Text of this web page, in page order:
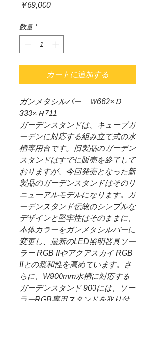
￥69,000価
数量 *
カートに追加する
ガンメタシルバー Ｗ662×Ｄ
333×Ｈ711
ガーデンスタンドは、キューブガ
ーデンに対応する組み立て式の水
槽専用台です。旧製品のガーデン
スタンドはすでに販売を終了して
おりますが、今回発売となった新
製品のガーデンスタンドはそのリ
ニューアルモデルになります。ガ
ーデンスタンド伝統のシンプルな
デザインと堅牢性はそのままに、
本体カラーをガンメタシルバーに
変更し、最新のLED照明器具ソー
ラー RGB IIやアクアスカイ RGB
IIとの親和性を高めています。さ
らに、W900mm水槽に対応する
ガーデンスタンド 900には、ソー
ラーRGB専用スタンドを取り付